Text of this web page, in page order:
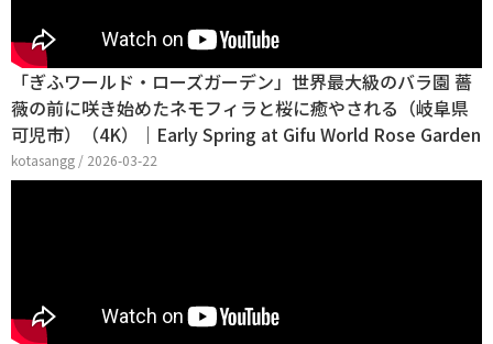
「ぎふワールド・ローズガーデン」世界最大級のバラ園 薔
薇の前に咲き始めたネモフィラと桜に癒やされる（岐阜県
可児市）（4K）｜Early Spring at Gifu World Rose Garden
kotasangg / 2026-03-22